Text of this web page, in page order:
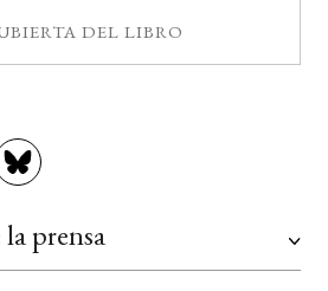
DEL LIBRO
prensa